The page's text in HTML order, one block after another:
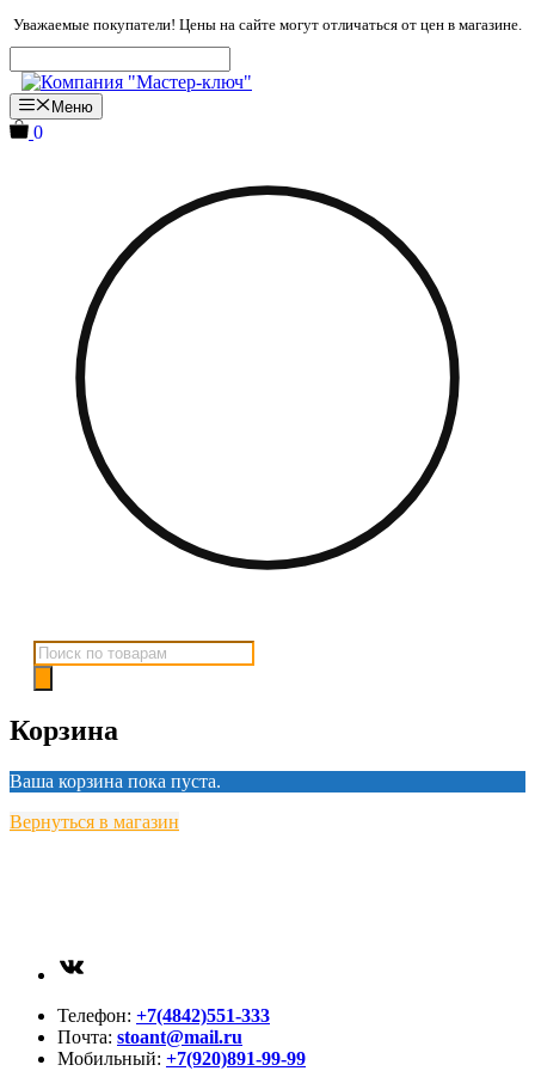
Перейти
к
содержимому
Уважаемые покупатели! Цены на сайте могут отличаться от цен в магазине.
Меню
0
Поиск
товаров
Корзина
Ваша корзина пока пуста.
Вернуться в магазин
Телефон: +7(4842)551-333
Почта: stoant@mail.ru
Мобильный: +7(920)891-99-99